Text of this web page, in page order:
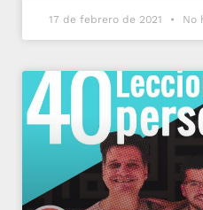
17 de febrero de 2021 No